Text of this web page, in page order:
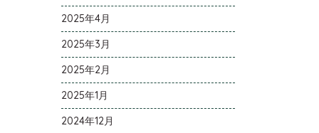
2025年4月
2025年3月
2025年2月
2025年1月
2024年12月